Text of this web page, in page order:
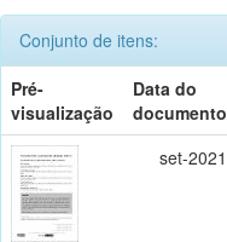
Conjunto de itens:
Pré-
visualização
Data do
documento
set-2021